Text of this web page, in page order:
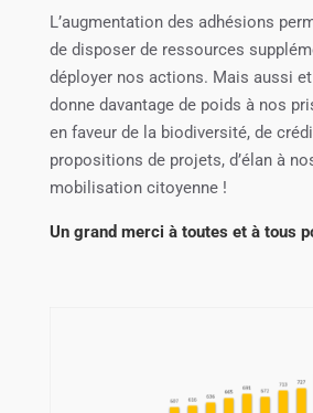
L’augmentation des adhésions
de disposer de ressources
déployer nos actions. Mais aussi
donne davantage de poids à nos
en faveur de la biodiversité, de
propositions de projets, d’élan à
mobilisation citoyenne !
Un grand merci à toutes et à tous